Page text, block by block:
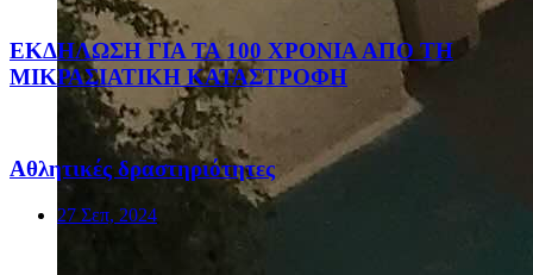
ΕΚΔΗΛΩΣΗ ΓΙΑ ΤΑ 100 ΧΡΟΝΙΑ ΑΠΟ ΤΗ
ΜΙΚΡΑΣΙΑΤΙΚΗ ΚΑΤΑΣΤΡΟΦΗ
Αθλητικές δραστηριότητες
27 Σεπ, 2024